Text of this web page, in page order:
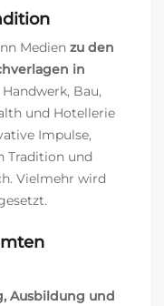
Medien zu den
in
Bau,
und Hotellerie
Impulse,
Tradition und
Vielmehr wird
Ausbildung und